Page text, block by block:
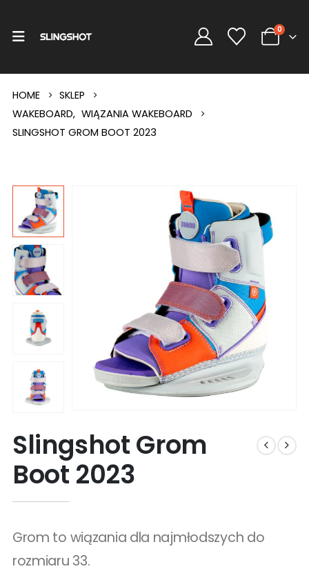
0
HOME
SKLEP
WAKEBOARD, WIĄZANIA WAKEBOARD
SLINGSHOT GROM BOOT 2023
Slingshot Grom
Boot 2023
Grom to wiązania dla najmłodszych do
rozmiaru 33.